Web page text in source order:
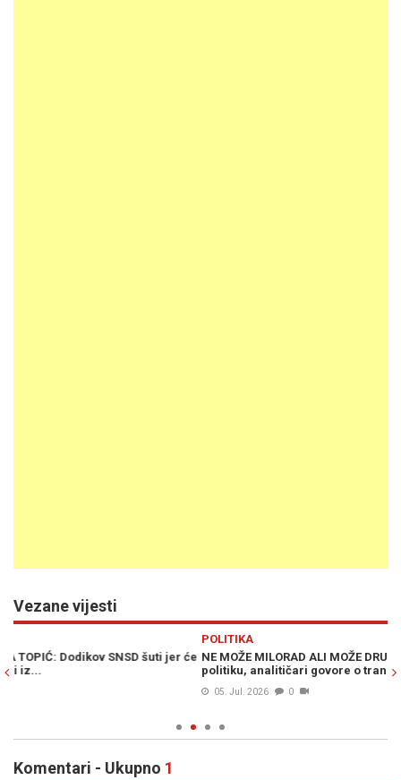
Vezane vijesti
će NE MOŽE MILORAD ALI MOŽE DRUGI DODIK: Sin Igor ulazi u
politiku, analitičari govore o transferu moći (VIDEO)
Komentari - Ukupno 1